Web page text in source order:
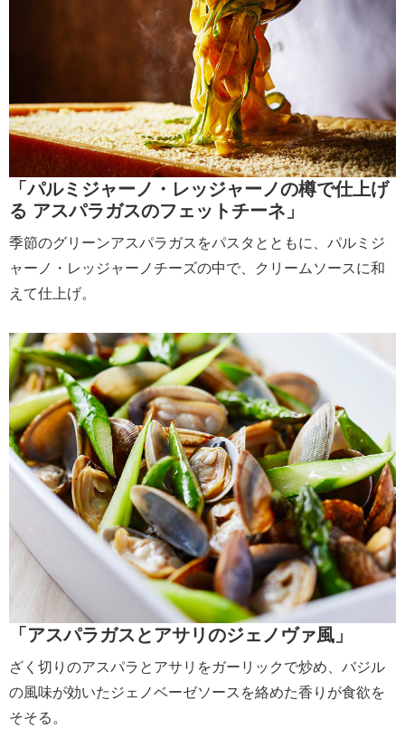
「パルミジャーノ・レッジャーノの樽で仕上げ
る アスパラガスのフェットチーネ」
季節のグリーンアスパラガスをパスタとともに、パルミジ
ャーノ・レッジャーノチーズの中で、クリームソースに和
えて仕上げ。
「アスパラガスとアサリのジェノヴァ風」
ざく切りのアスパラとアサリをガーリックで炒め、バジル
の風味が効いたジェノベーゼソースを絡めた香りが食欲を
そそる。